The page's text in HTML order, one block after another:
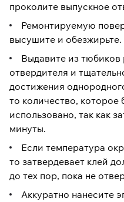
проколите выпускное
Ремонтируемую
высушите и обезжирьте.
Выдавите из
отвердителя и
достижения
то количество, которое
использовано, так как
минуты.
Если температура
то затвердевает клей
до тех пор, пока не
Аккуратно нанесите